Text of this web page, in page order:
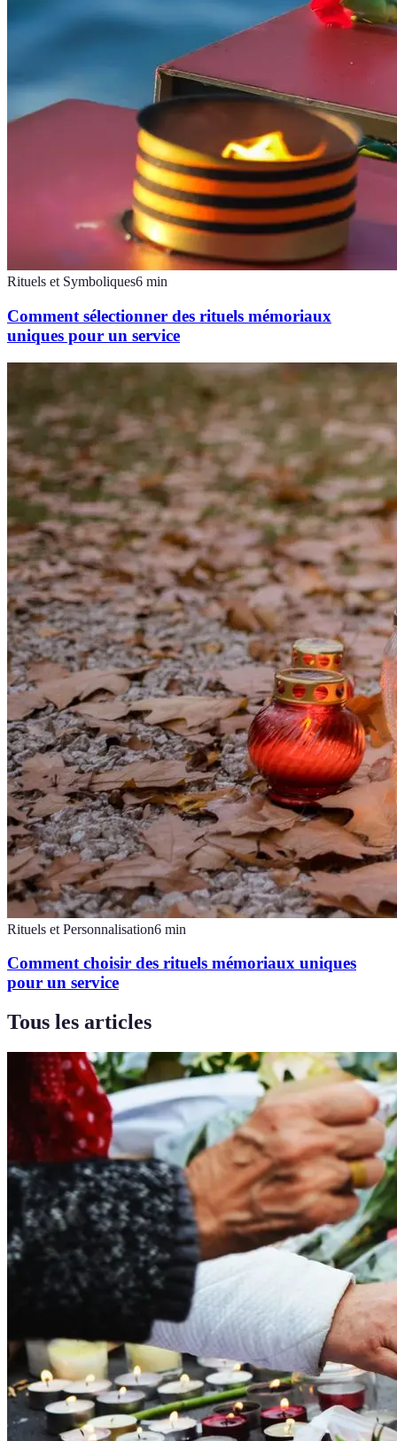
Rituels et Symboliques6 min
Comment sélectionner des rituels mémoriaux
uniques pour un service
Rituels et Personnalisation6 min
Comment choisir des rituels mémoriaux uniques
pour un service
Tous les articles